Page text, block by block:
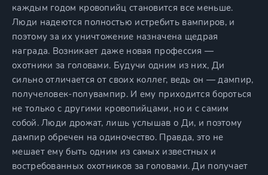
каждым годом кровопийц становится все меньше.
Люди надеются полностью истребить вампиров, и
поэтому за их уничтожение назначена щедрая
награда. Возникает даже новая профессия —
охотники за головами. Будучи одним из них, Ди
сильно отличается от своих коллег, ведь он — дампир,
получеловек-полувампир. И ему приходится бороться
не только с другими кровопийцами, но и с самим
собой. Люди дрожат, лишь услышав о Ди, и поэтому
дампир обречен на одиночество. Правда, это не
мешает ему быть одним из самых известных и
востребованных охотников за головами. Ди получает